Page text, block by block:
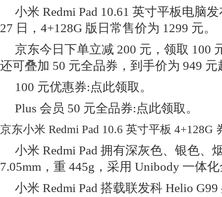
小米 Redmi Pad 10.61 英寸平板电脑
27 日，4+128G 版日常售价为 1299 元。
京东今日下单立减 200 元，领取 100
还可叠加 50 元全品券，到手价为 949 元
100 元优惠券:点此领取。
Plus 会员 50 元全品券:点此领取。
京东小米 Redmi Pad 10.6 英寸平板 4+128G
小米 Redmi Pad 拥有深灰色、银色、
7.05mm，重 445g，采用 Unibody 一体
小米 Redmi Pad 搭载联发科 Helio